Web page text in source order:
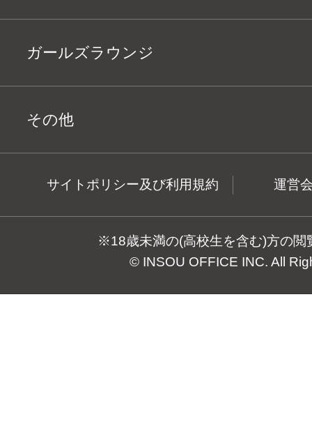
ガールズラウンジ
その他
サイトポリシー及び利用規約 運営
※18歳未満の(高校生を含む)方の閲
© INSOU OFFICE INC. All